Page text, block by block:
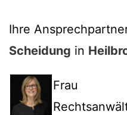
Ihre
Scheidung in
Frau